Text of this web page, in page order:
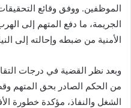
الموظفين. ووفق وقائع
الجريمة، ما دفع المتهم إلى
الأمنية من ضبطه وإحالته إلى
وبعد نظر القضية في درجات
من الحكم الصادر بحق
الشغل والنفاذ، مؤكدة خطورة